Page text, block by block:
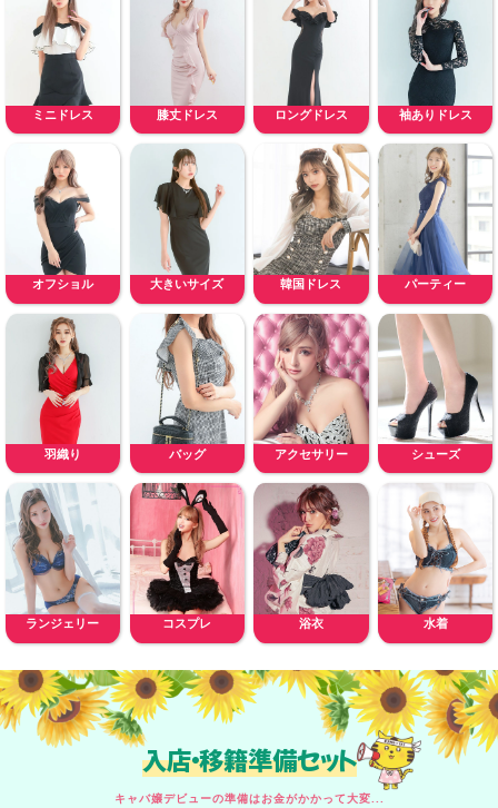
ミニドレス 膝丈ドレス ロングドレス 袖ありドレス
オフショル 大きいサイズ 韓国ドレス パーティー
羽織り バッグ アクセサリー シューズ
ランジェリー コスプレ 浴衣 水着
入店・移籍準備セット
キャバ嬢デビューの準備はお金がかかって大変...